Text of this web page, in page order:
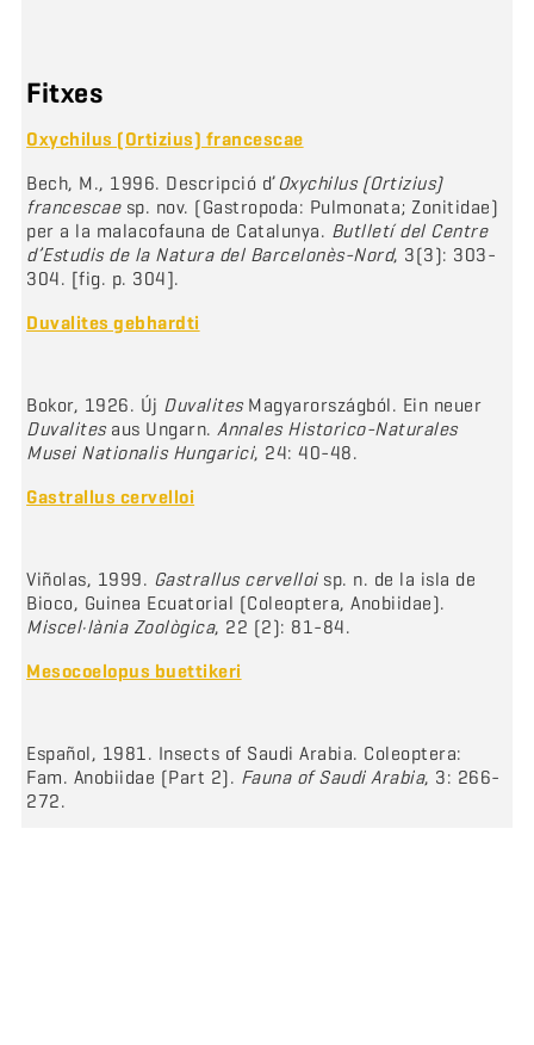
Fitxes
Oxychilus (Ortizius) francescae
Bech, M., 1996. Descripció d’Oxychilus (Ortizius)
francescaesp. nov. (Gastropoda: Pulmonata; Zonitidae)
per a la malacofauna de Catalunya. Butlletí del Centre
d’Estudis de la Natura del Barcelonès-Nord, 3(3): 303-
304. [fig. p. 304].
Duvalites gebhardti
Bokor, 1926. Új DuvalitesMagyarországból. Ein neuer
Duvalitesaus Ungarn.Annales Historico-Naturales
Musei Nationalis Hungarici, 24: 40-48.
Gastrallus cervelloi
Viñolas, 1999. Gastrallus cervelloisp. n. de la isla de
Bioco, Guinea Ecuatorial (Coleoptera, Anobiidae).
Miscel·lània Zoològica, 22 (2): 81-84.
Mesocoelopus buettikeri
Español, 1981. Insects of Saudi Arabia. Coleoptera:
Fam. Anobiidae (Part 2). Fauna of Saudi Arabia, 3: 266-
272.